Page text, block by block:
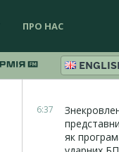
ПРО НАС
6:37
як